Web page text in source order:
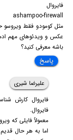
فایروال
ashampoo-firewall
مثل کومودو فقط
عکس و ویدئوهای مهم
باشه معرفی کنید؟
پاسخ
علیرضا شیری
فایروال کارش
فایروال.
معمولاً فایلی که